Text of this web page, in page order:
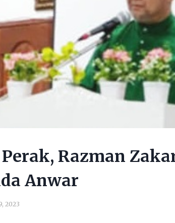
Perak, Razman
Anwar
2023